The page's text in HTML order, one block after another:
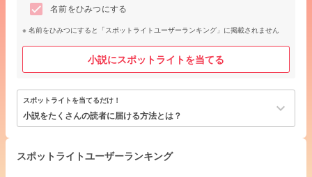
名前をひみつにする
名前をひみつにすると「スポットライトユーザーランキング」に掲載されません
小説にスポットライトを当てる
スポットライトを当てるだけ！
小説をたくさんの読者に届ける方法とは？ keyboard_arrow_down
スポットライトユーザーランキング